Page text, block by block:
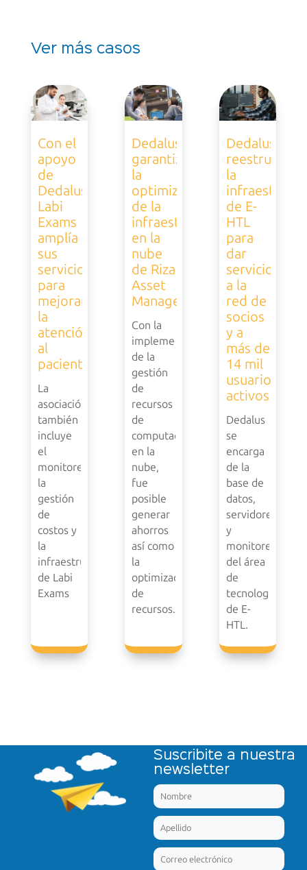
Ver más casos
Con el
apoyo
de
Dedalus,
Labi
Exams
amplía
sus
servicios
para
mejorar
la
atención
al
paciente
La
asociación
también
incluye
el
monitoreo,
la
gestión
de
costos y
la
infraestructura
de Labi
Exams
Dedalus
garantiza
la
optimización
de la
infraestructura
en la
nube
de Riza
Asset
Management
Con la
implementación
de la
gestión
de
recursos
de
computación
en la
nube,
fue
posible
generar
ahorros
así como
la
optimización
de
recursos.
Dedalus
reestructura
la
de E-
HTL
para
dar
servicio
a la
red de
socios
y a
más de
14 mil
usuarios
activos
Dedalus
se
encarga
de la
base de
datos,
servidores
y
monitoreo
del área
de
tecnología
de E-
HTL.
Suscribite a nuestra
newsletter